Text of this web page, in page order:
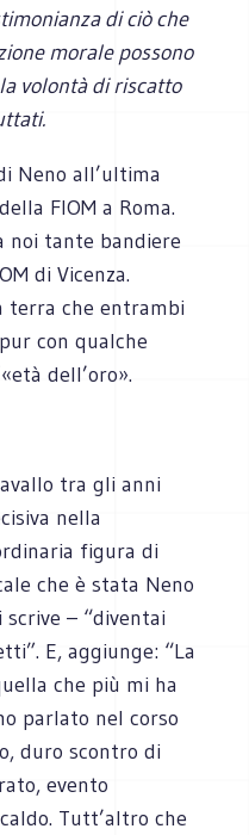
di ciò che
morale possono
volontà di riscatto
Neno all’ultima
FIOM a Roma.
noi tante bandiere
di Vicenza.
terra che entrambi
con qualche
dell’oro».
tra gli anni
nella
figura di
che è stata Neno
scrive – “diventai
E, aggiunge: “La
che più mi ha
parlato nel corso
duro scontro di
evento
Tutt’altro che